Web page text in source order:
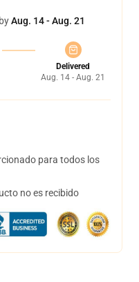
Aug. 14 - Aug. 21
Delivered
Aug. 14 - Aug. 21
para todos los
no es recibido